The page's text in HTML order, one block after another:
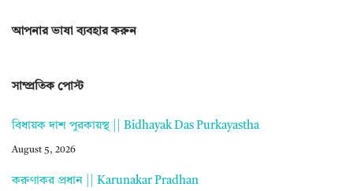
আপনার ভাষা ব্যবহার করুন
সাম্প্রতিক পোস্ট
বিধায়ক দাশ পুরকায়স্থ || Bidhayak Das Purkayastha
August 5, 2026
করুণাকর প্রধান || Karunakar Pradhan